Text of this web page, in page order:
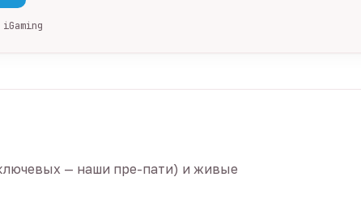
— наши пре-пати) и живые